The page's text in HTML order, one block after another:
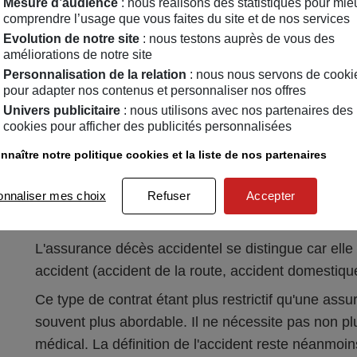
Assurance décès toutes causes
Une assurance décès toutes causes est une
risque de décès suite à une maladie ou un
garanties la perte totale et irréversible
verser une somme en cas de survenance d'une
Assurance décès accidentel
L'assurance décès accidentel se distingue car
accident (accident de la route, accident
Ce type de contrat étant plus restrictif qu'une
souvent plus abordable. Il ne nécessite pas non
médical. La définition de l'accident reste
comprendre l’usage que vous faites du site et de nos services
Evolution de notre site : nous testons auprès de vous des
améliorations de notre site
Personnalisation de la relation : nous nous servons de
pour adapter nos contenus et personnaliser nos offres
Univers publicitaire : nous utilisons avec nos partenaires des
cookies pour afficher des publicités personnalisées
notre politique cookies et la liste de nos partenaires
mes choix Refuser Accepter